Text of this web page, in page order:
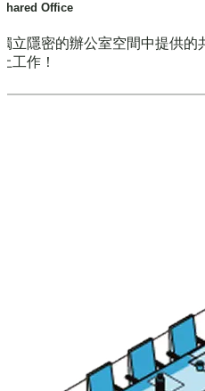
Office
立隱密的辦公室空間中提供的
工作！